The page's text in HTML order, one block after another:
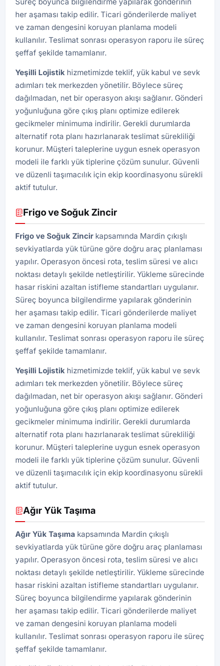
her aşaması takip edilir. Ticari gönderilerde maliyet
ve zaman dengesini koruyan planlama modeli
kullanılır. Teslimat sonrası operasyon raporu ile süreç
şeffaf şekilde tamamlanır.
Yeşilli Lojistik hizmetimizde teklif, yük kabul ve sevk
adımları tek merkezden yönetilir. Böylece süreç
dağılmadan, net bir operasyon akışı sağlanır. Gönderi
yoğunluğuna göre çıkış planı optimize edilerek
gecikmeler minimuma indirilir. Gerekli durumlarda
alternatif rota planı hazırlanarak teslimat sürekliliği
korunur. Müşteri taleplerine uygun esnek operasyon
modeli ile farklı yük tiplerine çözüm sunulur. Güvenli
ve düzenli taşımacılık için ekip koordinasyonu sürekli
aktif tutulur.
Frigo ve Soğuk Zincir
Frigo ve Soğuk Zincir kapsamında Mardin çıkışlı
sevkiyatlarda yük türüne göre doğru araç planlaması
yapılır. Operasyon öncesi rota, teslim süresi ve alıcı
noktası detaylı şekilde netleştirilir. Yükleme sürecinde
hasar riskini azaltan istifleme standartları uygulanır.
Süreç boyunca bilgilendirme yapılarak gönderinin
her aşaması takip edilir. Ticari gönderilerde maliyet
ve zaman dengesini koruyan planlama modeli
kullanılır. Teslimat sonrası operasyon raporu ile süreç
şeffaf şekilde tamamlanır.
Yeşilli Lojistik hizmetimizde teklif, yük kabul ve sevk
adımları tek merkezden yönetilir. Böylece süreç
dağılmadan, net bir operasyon akışı sağlanır. Gönderi
yoğunluğuna göre çıkış planı optimize edilerek
gecikmeler minimuma indirilir. Gerekli durumlarda
alternatif rota planı hazırlanarak teslimat sürekliliği
korunur. Müşteri taleplerine uygun esnek operasyon
modeli ile farklı yük tiplerine çözüm sunulur. Güvenli
ve düzenli taşımacılık için ekip koordinasyonu sürekli
aktif tutulur.
Ağır Yük Taşıma
Ağır Yük Taşıma kapsamında Mardin çıkışlı
sevkiyatlarda yük türüne göre doğru araç planlaması
yapılır. Operasyon öncesi rota, teslim süresi ve alıcı
noktası detaylı şekilde netleştirilir. Yükleme sürecinde
hasar riskini azaltan istifleme standartları uygulanır.
Süreç boyunca bilgilendirme yapılarak gönderinin
her aşaması takip edilir. Ticari gönderilerde maliyet
ve zaman dengesini koruyan planlama modeli
kullanılır. Teslimat sonrası operasyon raporu ile süreç
şeffaf şekilde tamamlanır.